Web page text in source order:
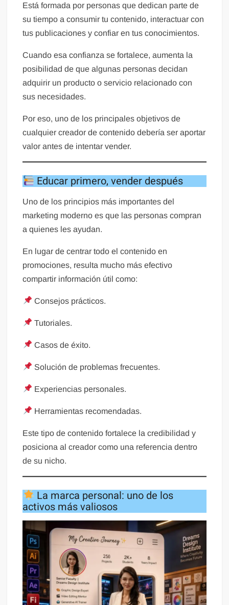
Está formada por personas que dedican parte de
su tiempo a consumir tu contenido, interactuar con
tus publicaciones y confiar en tus conocimientos.
Cuando esa confianza se fortalece, aumenta la
posibilidad de que algunas personas decidan
adquirir un producto o servicio relacionado con
sus necesidades.
Por eso, uno de los principales objetivos de
cualquier creador de contenido debería ser aportar
valor antes de intentar vender.
Educar primero, vender después
Uno de los principios más importantes del
marketing moderno es que las personas compran
a quienes les ayudan.
En lugar de centrar todo el contenido en
promociones, resulta mucho más efectivo
compartir información útil como:
Consejos prácticos.
Tutoriales.
Casos de éxito.
Solución de problemas frecuentes.
Experiencias personales.
Herramientas recomendadas.
Este tipo de contenido fortalece la credibilidad y
posiciona al creador como una referencia dentro
de su nicho.
La marca personal: uno de los
activos más valiosos